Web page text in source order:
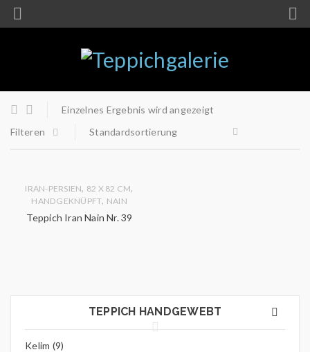
TEPPICH HANDGEWEBT
Kelim (9)
Einzelnes Ergebnis wird angezeigt
Filteren
Standardsortierung
IRAN-PERSIEN, 82 X 82 CM,
HANDGEKNÜPFT, NAIN
Teppich Iran Nain Nr. 39